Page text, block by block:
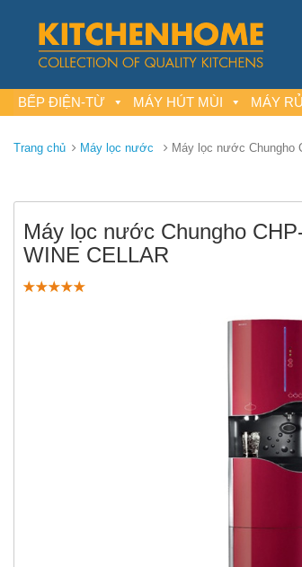
BẾP ĐIỆN-TỪ MÁY HÚT MÙI MÁY
Trang chủ Máy lọc nước Máy lọc nước Chungho
Máy lọc nước Chungho
WINE CELLAR